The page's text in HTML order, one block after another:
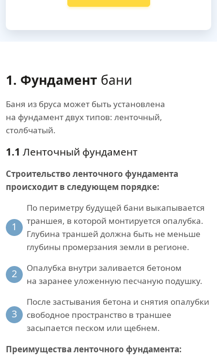
1. Фундамент бани
Баня из бруса может быть установлена
на фундамент двух типов: ленточный,
столбчатый.
1.1 Ленточный фундамент
Строительство ленточного фундамента
происходит в следующем порядке:
1
По периметру будущей бани выкапывается
траншея, в которой монтируется опалубка.
Глубина траншей должна быть не меньше
глубины промерзания земли в регионе.
2
Опалубка внутри заливается бетоном
на заранее уложенную песчаную подушку.
3
После застывания бетона и снятия опалубки
свободное пространство в траншее
засыпается песком или щебнем.
Преимущества ленточного фундамента: